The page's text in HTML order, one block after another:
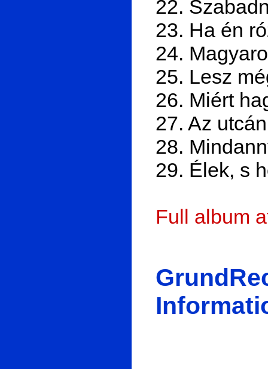
22.
23. Ha én
24.
25. Lesz
26. Miért
27. Az
28.
29. Élek, s
Full album